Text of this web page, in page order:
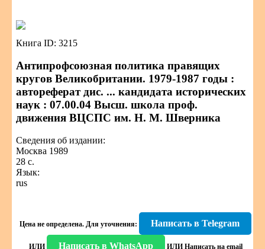
Книга ID: 3215
Антипрофсоюзная политика правящих
кругов Великобритании. 1979-1987 годы :
автореферат дис. ... кандидата исторических
наук : 07.00.04 Высш. школа проф.
движения ВЦСПС им. Н. М. Шверника
Сведения об издании:
Москва 1989
28 с.
Язык:
rus
Цена не определена. Для уточнения: Написать в Telegram
ИЛИ Написать в WhatsApp ИЛИ Написать на email